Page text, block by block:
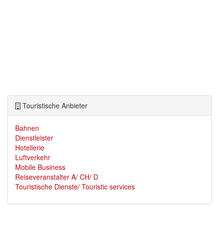
Touristische Anbieter
Bahnen
Dienstleister
Hotellerie
Luftverkehr
Mobile Business
Reiseveranstalter A/ CH/ D
Touristische Dienste/ Touristic services